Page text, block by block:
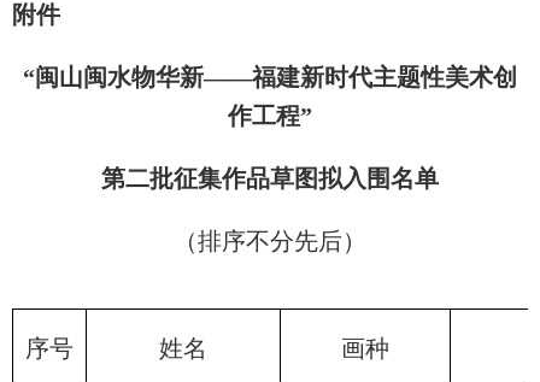
附件
“闽山闽水物华新——福建新时代主题性美术创
作工程”
第二批征集作品草图拟入围名单
（排序不分先后）
序号 姓名 画种